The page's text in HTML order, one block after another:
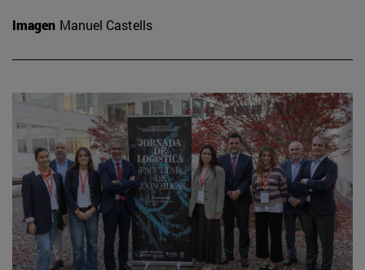
Imagen Manuel Castells